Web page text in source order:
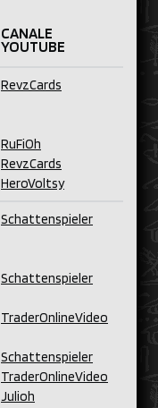
CANALE
YOUTUBE
RevzCards
RuFiOh
RevzCards
HeroVoltsy
Schattenspieler
Schattenspieler
TraderOnlineVideo
Schattenspieler
TraderOnlineVideo
Julioh